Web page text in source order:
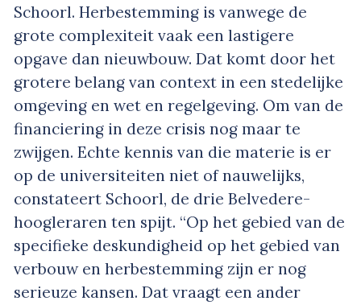
Schoorl. Herbestemming is vanwege de
grote complexiteit vaak een lastigere
opgave dan nieuwbouw. Dat komt door het
grotere belang van context in een stedelijke
omgeving en wet­ en regelgeving. Om van de
financiering in deze crisis nog maar te
zwijgen. Echte kennis van die materie is er
op de universiteiten niet of nauwelijks,
constateert Schoorl, de drie Belvedere­
hoogleraren ten spijt. “Op het gebied van de
specifieke deskundigheid op het gebied van
verbouw en herbestemming zijn er nog
serieuze kansen. Dat vraagt een ander